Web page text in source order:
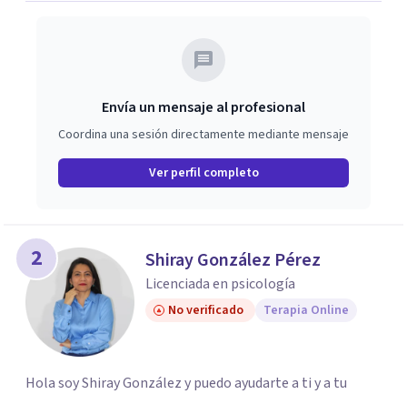
Envía un mensaje al profesional
Coordina una sesión directamente mediante mensaje
Ver perfil completo
2 Shiray González Pérez
Licenciada en psicología
No verificado Terapia Online
Hola soy Shiray González y puedo ayudarte a ti y a tu